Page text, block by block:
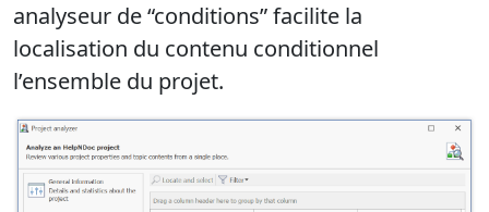
analyseur de “conditions” facilite la
localisation du contenu conditionnel
l’ensemble du projet.